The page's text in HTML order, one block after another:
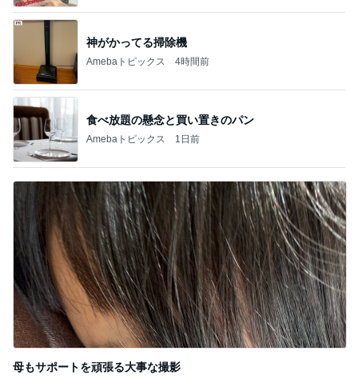
神がかってる掃除機
Amebaトピックス 4時間前
食べ放題の懸念と買い置きのパン
Amebaトピックス 1日前
母もサポートを頑張る大事な撮影